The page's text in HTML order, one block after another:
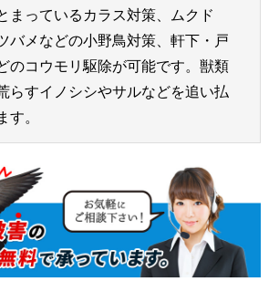
まっているカラス対策、ムクド
バメなどの小野鳥対策、軒下・戸
のコウモリ駆除が可能です。獣類
らすイノシシやサルなどを追い払
す。